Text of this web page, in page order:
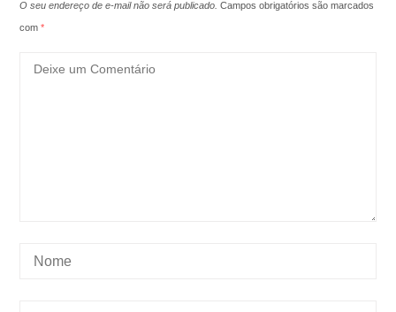
O seu endereço de e-mail não será publicado. Campos obrigatórios são marcados
com*